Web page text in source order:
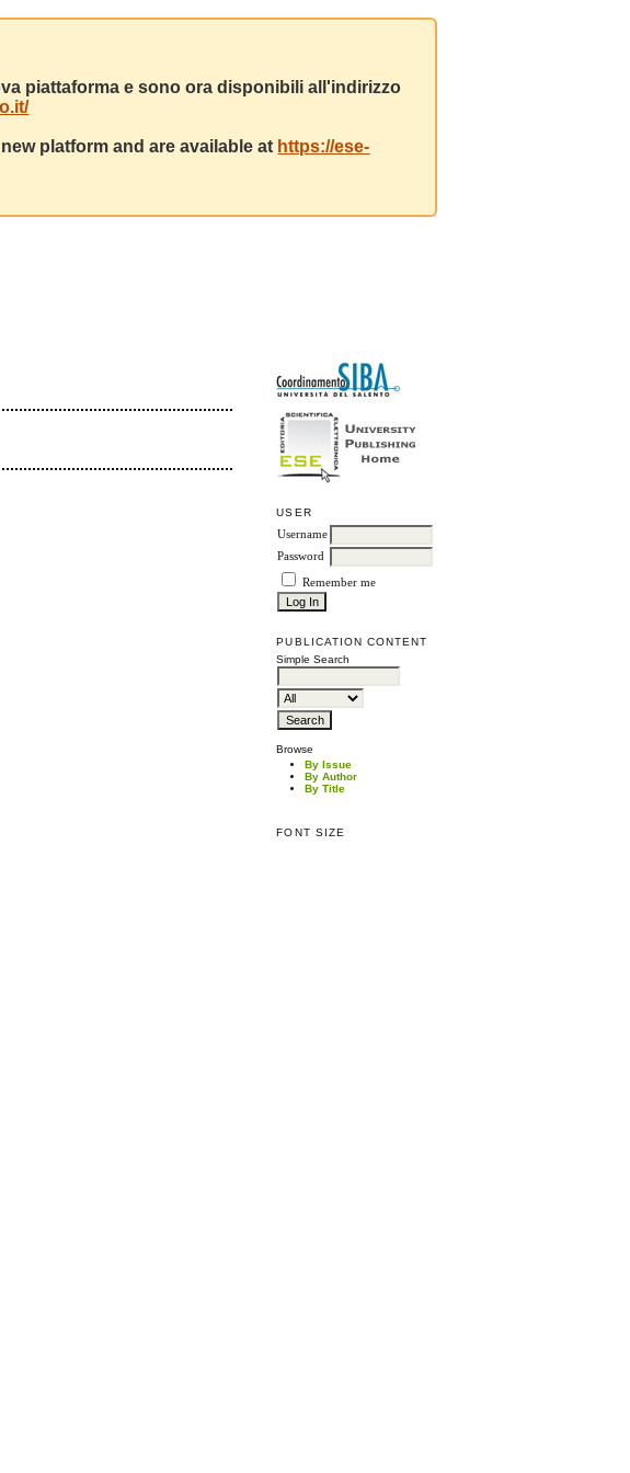
piattaforma e sono ora disponibili all'indirizzo
platform and are available at https://ese-
USER
Username
Password
Remember me
PUBLICATION CONTENT
Simple Search
Browse
By Issue
By Author
By Title
FONT SIZE